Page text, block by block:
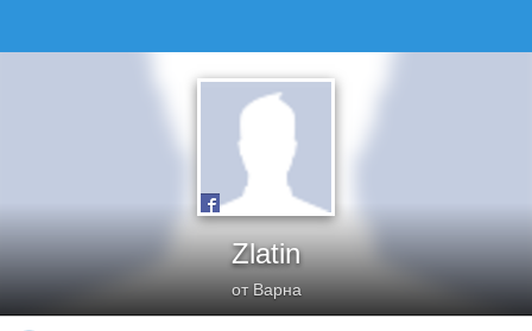
Zlatin
от Варна